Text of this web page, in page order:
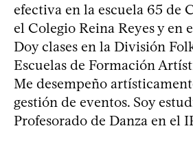
efectiva en la escuela 65 de
el Colegio Reina Reyes y en
Doy clases en la División
Escuelas de Formación
Me desempeño
gestión de eventos. Soy
Profesorado de Danza en el